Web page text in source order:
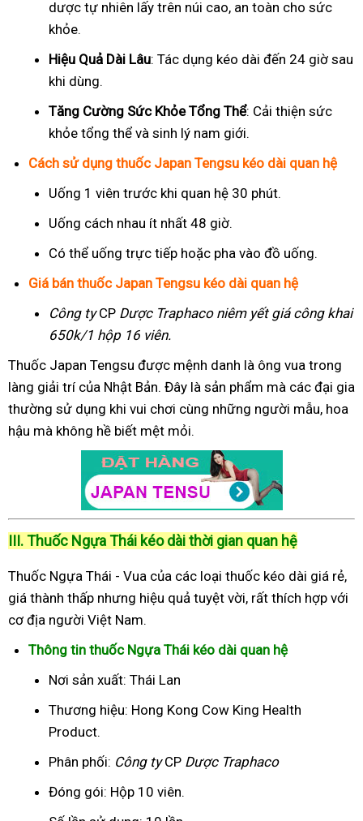
dược tự nhiên lấy trên núi cao, an toàn cho sức
khỏe.
Hiệu Quả Dài Lâu: Tác dụng kéo dài đến 24 giờ sau
khi dùng.
Tăng Cường Sức Khỏe Tổng Thể: Cải thiện sức
khỏe tổng thể và sinh lý nam giới.
Cách sử dụng thuốc Japan Tengsu kéo dài quan hệ
Uống 1 viên trước khi quan hệ 30 phút.
Uống cách nhau ít nhất 48 giờ.
Có thể uống trực tiếp hoặc pha vào đồ uống.
Giá bán thuốc Japan Tengsu kéo dài quan hệ
Công tyCP Dược Traphaconiêm yết giá công khai
650k/1 hộp 16 viên.
Thuốc Japan Tengsu được mệnh danh là ông vua trong
làng giải trí của Nhật Bản. Đây là sản phẩm mà các đại gia
thường sử dụng khi vui chơi cùng những người mẫu, hoa
hậu mà không hề biết mệt mỏi.
III. Thuốc Ngựa Thái kéo dài thời gian quan hệ
Thuốc Ngựa Thái - Vua của các loại thuốc kéo dài giá rẻ,
giá thành thấp nhưng hiệu quả tuyệt vời, rất thích hợp với
cơ địa người Việt Nam.
Thông tin thuốc Ngựa Thái kéo dài quan hệ
Nơi sản xuất: Thái Lan
Thương hiệu: Hong Kong Cow King Health
Product.
Phân phối: Công tyCP Dược Traphaco
Đóng gói: Hộp 10 viên.